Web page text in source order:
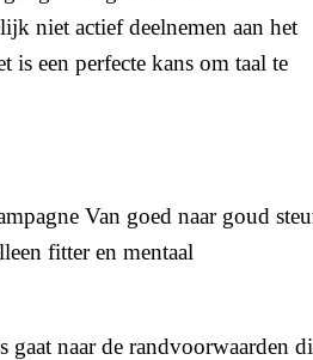
niet actief deelnemen aan het
een perfecte kans om taal te
Van goed naar goud
fitter en mentaal
naar de randvoorwaarden